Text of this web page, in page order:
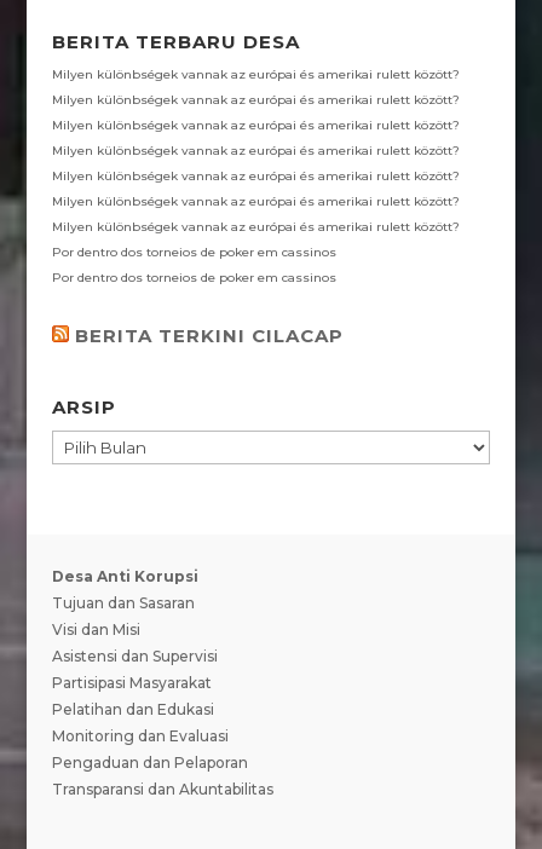
BERITA TERBARU DESA
Milyen különbségek vannak az európai és amerikai rulett között?
Milyen különbségek vannak az európai és amerikai rulett között?
Milyen különbségek vannak az európai és amerikai rulett között?
Milyen különbségek vannak az európai és amerikai rulett között?
Milyen különbségek vannak az európai és amerikai rulett között?
Milyen különbségek vannak az európai és amerikai rulett között?
Milyen különbségek vannak az európai és amerikai rulett között?
Por dentro dos torneios de poker em cassinos
Por dentro dos torneios de poker em cassinos
BERITA TERKINI CILACAP
ARSIP
ARSIP
Desa Anti Korupsi
Tujuan dan Sasaran
Visi dan Misi
Asistensi dan Supervisi
Partisipasi Masyarakat
Pelatihan dan Edukasi
Monitoring dan Evaluasi
Pengaduan dan Pelaporan
Transparansi dan Akuntabilitas